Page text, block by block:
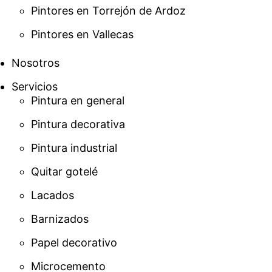
Pintores en Torrejón de Ardoz
Pintores en Vallecas
Nosotros
Servicios
Pintura en general
Pintura decorativa
Pintura industrial
Quitar gotelé
Lacados
Barnizados
Papel decorativo
Microcemento